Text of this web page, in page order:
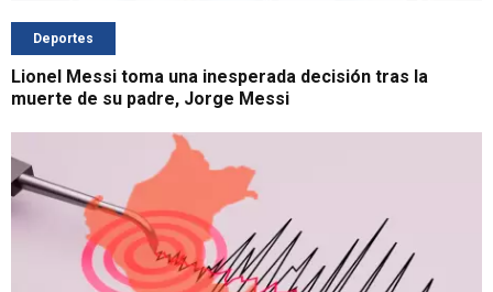
Deportes
Lionel Messi toma una inesperada decisión tras la
muerte de su padre, Jorge Messi